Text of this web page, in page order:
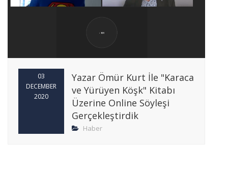
03
DECEMBER
2020
Yazar Ömür Kurt İle "Karaca
ve Yürüyen Köşk" Kitabı
Üzerine Online Söyleşi
Gerçekleştirdik
Haber